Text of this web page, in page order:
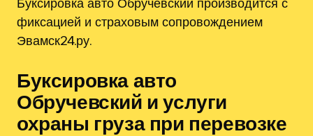
фиксацией и страховым сопровождением
Эвамск24.ру.
Буксировка авто
Обручевский и услуги
охраны груза при перевозке